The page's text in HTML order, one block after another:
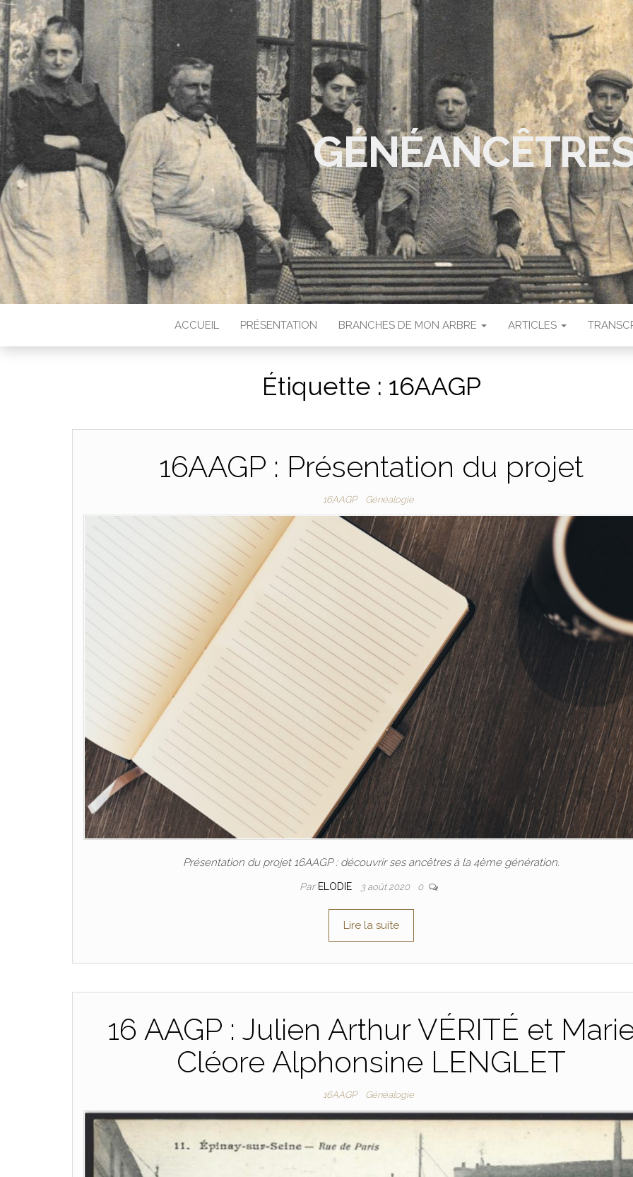
ACCUEIL PRÉSENTATION BRANCHES DE MON ARBRE ARTICLES
Étiquette : 16AAGP
16AAGP : Présentation du projet
16AAGP Généalogie
Présentation du projet 16AAGP : découvrir ses ancêtres à la 4ème génération.
Par ELODIE 3 août 2020 0
Lire la suite
16 AAGP : Julien Arthur VÉRITÉ et
Cléore Alphonsine LENGLET
16AAGP Généalogie